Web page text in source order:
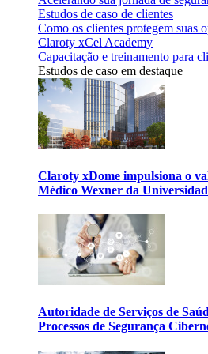
Estudos de caso de clientes
Como os clientes protegem suas
Claroty xCel Academy
Capacitação e treinamento para
Estudos de caso em destaque
Claroty xDome impulsiona o
Médico Wexner da
Autoridade de Serviços de
Processos de Segurança